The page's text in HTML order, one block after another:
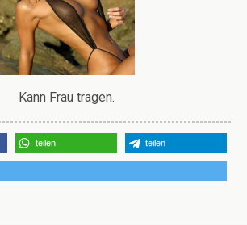
Kann Frau tragen.
teilen teilen